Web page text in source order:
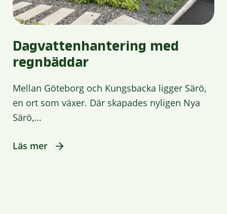
Dagvattenhantering med
regnbäddar
Mellan Göteborg och Kungsbacka ligger Särö,
en ort som växer. Där skapades nyligen Nya
Särö,...
Läs mer